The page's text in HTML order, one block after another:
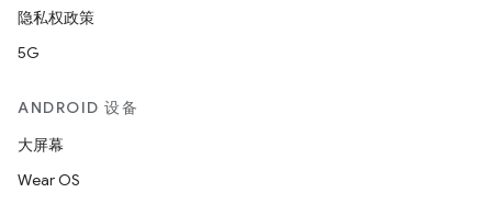
隐私权政策
5G
ANDROID 设备
大屏幕
Wear OS